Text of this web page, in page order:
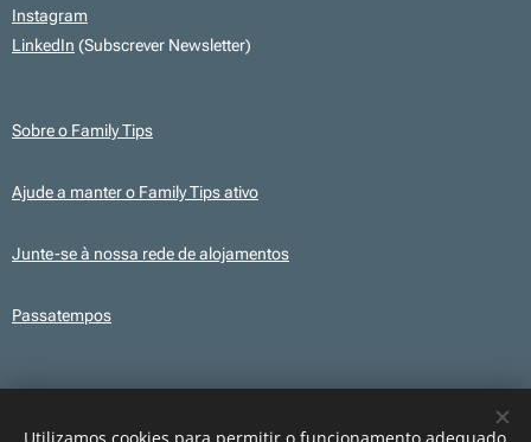
Instagram
LinkedIn (Subscrever Newsletter)
Sobre o Family Tips
Ajude a manter o Family Tips ativo
Junte-se à nossa rede de alojamentos
Passatempos
Este site utiliza, em alguns conteúdos, ilustrações e elementos gráficos